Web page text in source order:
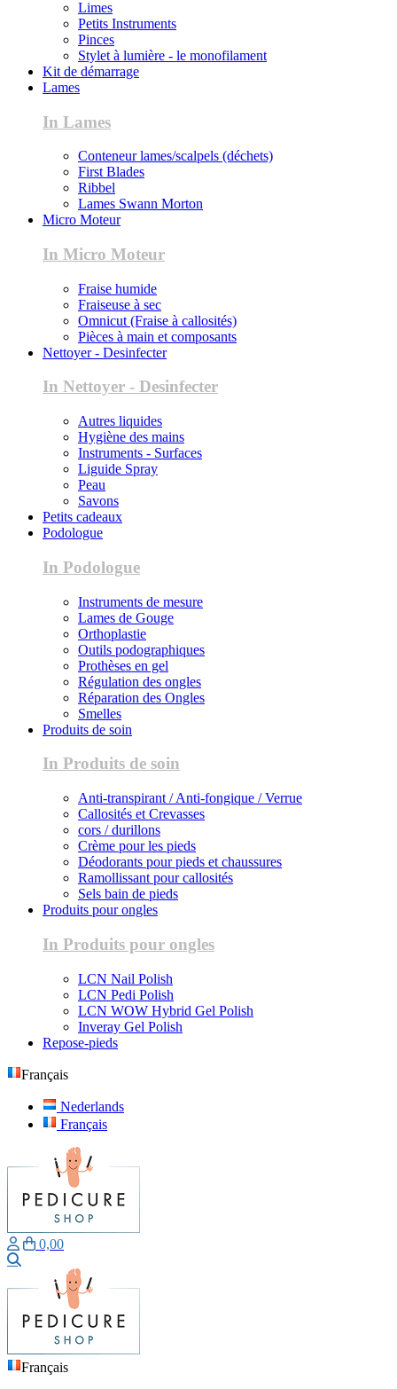
Limes
Petits Instruments
Pinces
Stylet à lumière - le monofilament
Kit de démarrage
Lames
In Lames
Conteneur lames/scalpels (déchets)
First Blades
Ribbel
Lames Swann Morton
Micro Moteur
In Micro Moteur
Fraise humide
Fraiseuse à sec
Omnicut (Fraise à callosités)
Pièces à main et composants
Nettoyer - Desinfecter
In Nettoyer - Desinfecter
Autres liquides
Hygiène des mains
Instruments - Surfaces
Liguide Spray
Peau
Savons
Petits cadeaux
Podologue
In Podologue
Instruments de mesure
Lames de Gouge
Orthoplastie
Outils podographiques
Prothèses en gel
Régulation des ongles
Réparation des Ongles
Smelles
Produits de soin
In Produits de soin
Anti-transpirant / Anti-fongique / Verrue
Callosités et Crevasses
cors / durillons
Crème pour les pieds
Déodorants pour pieds et chaussures
Ramollissant pour callosités
Sels bain de pieds
Produits pour ongles
In Produits pour ongles
LCN Nail Polish
LCN Pedi Polish
LCN WOW Hybrid Gel Polish
Inveray Gel Polish
Repose-pieds
Français
Nederlands
Français
0,00
Français